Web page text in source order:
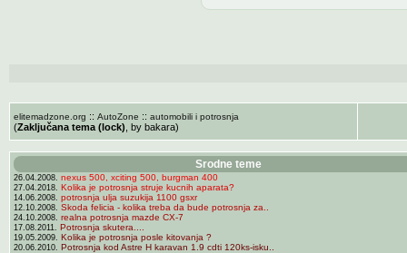
elitemadzone.org :: AutoZone :: automobili i potrosnja
(Zaključana tema (lock) , by bakara)
Srodne teme
26.04.2008. nexus 500, xciting 500, burgman 400
27.04.2018. Kolika je potrosnja struje kucnih aparata?
14.06.2008. potrosnja ulja suzukija 1100 gsxr
12.10.2008. Skoda felicia - kolika treba da bude potrosnja za..
24.10.2008. realna potrosnja mazde CX-7
17.08.2011. Potrosnja skutera....
19.05.2009. Kolika je potrosnja posle kitovanja ?
20.06.2010. Potrosnja kod Astre H karavan 1.9 cdti 120ks-isku..